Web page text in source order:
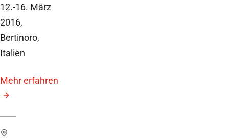
12.-16. März
2016,
Bertinoro,
Italien
Mehr erfahren